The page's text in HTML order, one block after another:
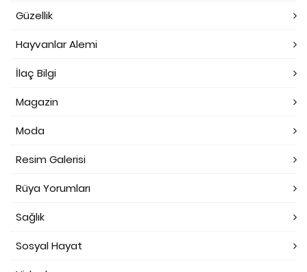
Güzellik
Hayvanlar Alemi
İlaç Bilgi
Magazin
Moda
Resim Galerisi
Rüya Yorumları
Sağlık
Sosyal Hayat